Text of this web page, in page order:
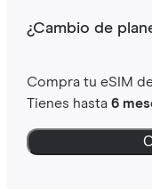
¿Cambio de
Compra tu eSIM
Tienes hasta 6